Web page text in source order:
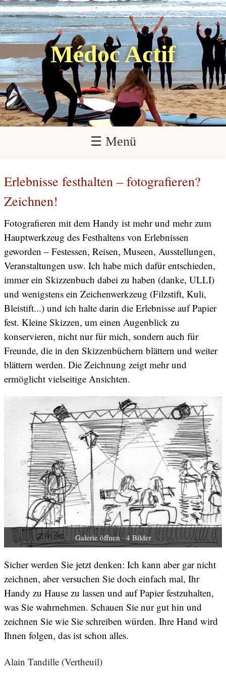
Médoc Actif
☰ Menü
Erlebnisse festhalten – fotografieren?
Zeichnen!
Fotografieren mit dem Handy ist mehr und mehr zum
Hauptwerkzeug des Festhaltens von Erlebnissen
geworden – Festessen, Reisen, Museen, Ausstellungen,
Veranstaltungen usw. Ich habe mich dafür entschieden,
immer ein Skizzenbuch dabei zu haben (danke, ULLI)
und wenigstens ein Zeichenwerkzeug (Filzstift, Kuli,
Bleistift...) und ich halte darin die Erlebnisse auf Papier
fest. Kleine Skizzen, um einen Augenblick zu
konservieren, nicht nur für mich, sondern auch für
Freunde, die in den Skizzenbüchern blättern und weiter
blättern werden. Die Zeichnung zeigt mehr und
ermöglicht vielseitige Ansichten.
Galerie öffnen · 4 Bilder
Sicher werden Sie jetzt denken: Ich kann aber gar nicht
zeichnen, aber versuchen Sie doch einfach mal, Ihr
Handy zu Hause zu lassen und auf Papier festzuhalten,
was Sie wahrnehmen. Schauen Sie nur gut hin und
zeichnen Sie wie Sie schreiben würden. Ihre Hand wird
Ihnen folgen, das ist schon alles.
Alain Tandille (Vertheuil)